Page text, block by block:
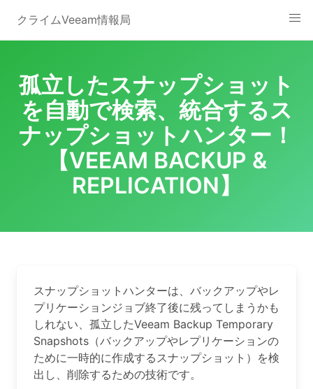
content
クライムVeeam情報局
孤立したスナップショット
を自動で検索、統合するス
ナップショットハンター！
【VEEAM BACKUP &
REPLICATION】
スナップショットハンターは、バックアップやレ
プリケーションジョブ終了後に残ってしまうかも
しれない、孤立したVeeam Backup Temporary
Snapshots（バックアップやレプリケーションの
ために一時的に作成するスナップショット）を検
出し、削除するための技術です。